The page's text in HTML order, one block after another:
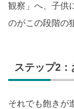
観察」へ、子供
のがこの段階の
ステップ2
それでも飽きが